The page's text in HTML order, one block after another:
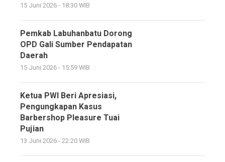
15 Juni 2026 - 18:30 WIB
Pemkab Labuhanbatu Dorong
OPD Gali Sumber Pendapatan
Daerah
15 Juni 2026 - 15:59 WIB
Ketua PWI Beri Apresiasi,
Pengungkapan Kasus
Barbershop Pleasure Tuai
Pujian
13 Juni 2026 - 22:20 WIB